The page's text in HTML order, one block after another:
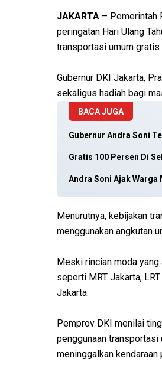
JAKARTA – Pemerintah
peringatan Hari Ulang
transportasi umum gratis
Gubernur DKI Jakarta,
sekaligus hadiah bagi
BACA JUGA
Gubernur Andra Soni
Gratis 100 Persen Di
Andra Soni Ajak Warga
Menurutnya, kebijakan
menggunakan angkutan
Meski rincian moda
seperti MRT Jakarta,
Jakarta.
Pemprov DKI menilai
penggunaan
meninggalkan kendaraan